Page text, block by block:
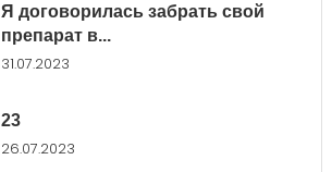
Я договорилась забрать свой
препарат в...
31.07.2023
23
26.07.2023